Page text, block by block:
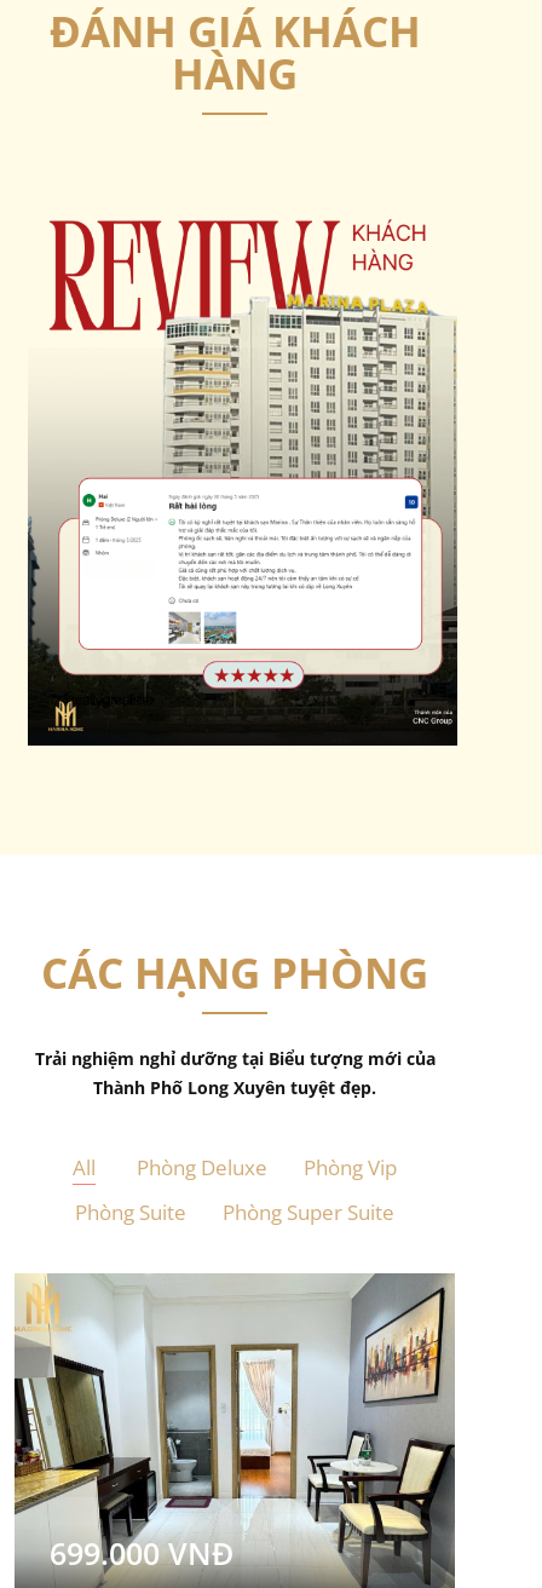
ĐÁNH GIÁ KHÁCH
HÀNG
CÁC HẠNG PHÒNG
Trải nghiệm nghỉ dưỡng tại Biểu tượng mới của
Thành Phố Long Xuyên tuyệt đẹp.
All Phòng Deluxe
Phòng Vip
Phòng Suite
Phòng Super Suite
699.000 VNĐ